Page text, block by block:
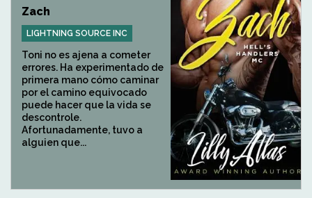
Zach
LIGHTNING SOURCE INC
Toni no es ajena a cometer
errores. Ha experimentado de
primera mano cómo caminar
por el camino equivocado
puede hacer que la vida se
descontrole.
Afortunadamente, tuvo a
alguien que...